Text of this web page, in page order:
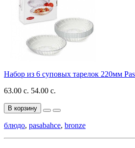
Набор из 6 суповых тарелок 220мм
63.00 с. 54.00 с.
В корзину
блюдо, pasabahce, bronze